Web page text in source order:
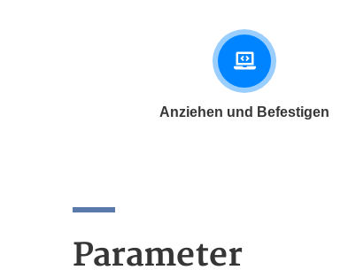
Anziehen und Befestigen
Parameter